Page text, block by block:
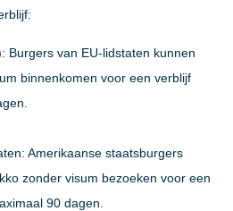
Burgers van EU-lidstaten kunnen
binnenkomen voor een verblijf
Amerikaanse staatsburgers
zonder visum bezoeken voor een
90 dagen.